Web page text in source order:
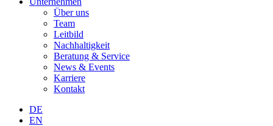
Über uns
Team
Leitbild
Nachhaltigkeit
Beratung & Service
News & Events
Karriere
Kontakt
DE
EN